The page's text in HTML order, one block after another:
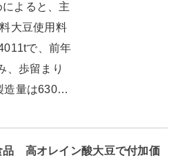
よると、主
大豆使用料
で、前年
、歩留まり
造量は630…
品 高オレイン酸大豆で付加価